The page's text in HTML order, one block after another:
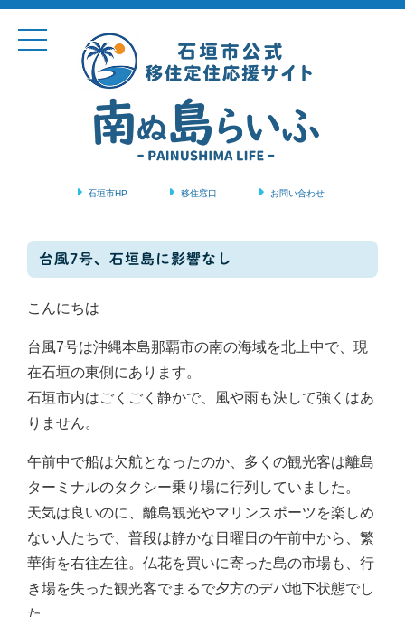
石垣市HP 移住窓口 お問い合わせ
コンテンツに移動
台風7号、石垣島に影響なし
こんにちは
台風7号は沖縄本島那覇市の南の海域を北上中で、現
在石垣の東側にあります。
石垣市内はごくごく静かで、風や雨も決して強くはあ
りません。
午前中で船は欠航となったのか、多くの観光客は離島
ターミナルのタクシー乗り場に行列していました。
天気は良いのに、離島観光やマリンスポーツを楽しめ
ない人たちで、普段は静かな日曜日の午前中から、繁
華街を右往左往。仏花を買いに寄った島の市場も、行
き場を失った観光客でまるで夕方のデパ地下状態でし
た。